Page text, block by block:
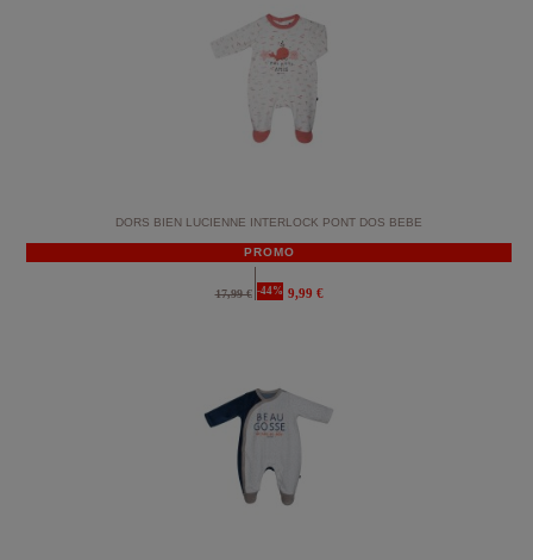
DORS BIEN LUCIENNE INTERLOCK PONT DOS BEBE
PROMO
17,99 € -44% 9,99 €